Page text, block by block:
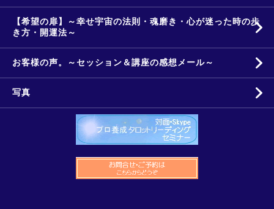
【希望の扉】～幸せ宇宙の法則・魂磨き・心が迷った時の歩
き方・開運法～
お客様の声。～セッション＆講座の感想メール～
写真